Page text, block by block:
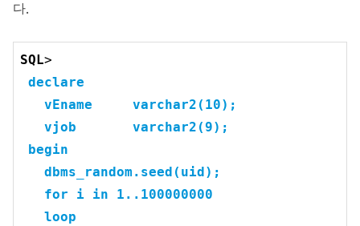
다.
SQL
declare
   vEname     varchar2(
10);
   vjob       varchar2(
9);
begin
   dbms_random.seed(uid);
for i in 1. .100000000
loop